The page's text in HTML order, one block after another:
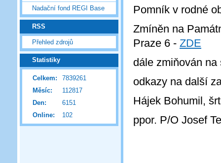
Nadační fond REGI Base
RSS
Přehled zdrojů
Statistiky
Online: 102
Celkem:
7839261
Měsíc:
112817
Den:
6151
Pomník v rodné
Zmíněn na
Praze 6 - ZDE
dále zmiňován
odkazy na další
Hájek Bohumil,
ppor. P/O Josef